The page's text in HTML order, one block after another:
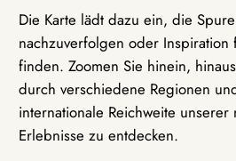
Die Karte lädt dazu ein, die
nachzuverfolgen oder Inspiration
finden. Zoomen Sie hinein,
durch verschiedene Regionen
internationale Reichweite unserer
Erlebnisse zu entdecken.